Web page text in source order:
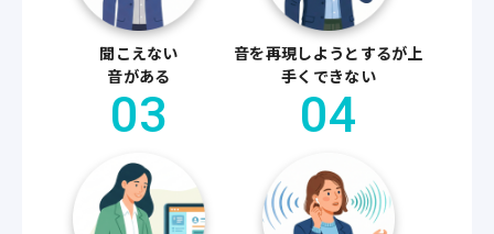
聞こえない
音がある
音を再現しようとするが上
手くできない
03 04